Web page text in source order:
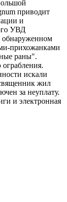
приводит
и
УВД
обнаруженном
прихожанками
раны".
ограбления.
искали
жил
за неуплату.
и электронная